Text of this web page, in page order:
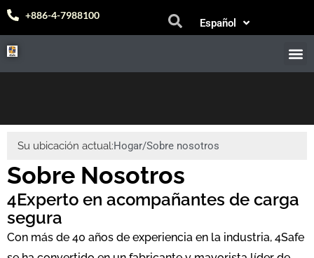
+886-4-7988100
Español
中文 (台灣)
Su ubicación actual:Hogar/Sobre nosotros
Sobre Nosotros
4Experto en acompañantes de carga
segura
Con más de 40 años de experiencia en la industria, 4Safe